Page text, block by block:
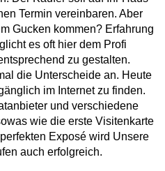
Termin vereinbaren. Aber
Gucken kommen? Erfahrung
es oft hier dem Profi
zu gestalten.
die Unterscheide an. Heute
im Internet zu finden.
und verschiedene
wie die erste Visitenkarte
Exposé wird Unsere
auch erfolgreich.